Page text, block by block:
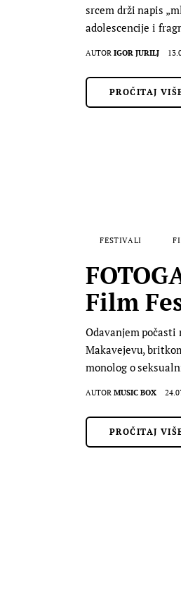
srcem drži napis
adolescencije i
AUTOR IGOR JURILJ
PROČITAJ
FESTIVALI
Film
Odavanjem
Makavejevu,
monolog o
AUTOR MUSIC BOX
PROČITAJ